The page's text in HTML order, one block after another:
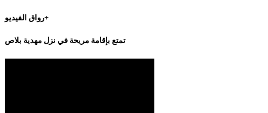
رواق الفيديو+
تمتع بإقامة مريحة في نزل مهدية بلاص